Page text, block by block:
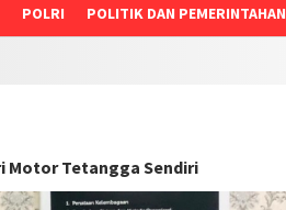
POLRI POLITIK DAN PEMERINTAHAN
Motor Tetangga Sendiri